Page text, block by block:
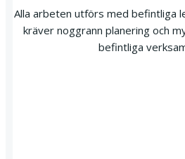
Alla arbeten utförs med befintliga
kräver noggrann planering och
befintliga